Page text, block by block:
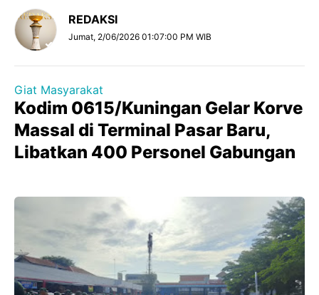
REDAKSI
Jumat, 2/06/2026 01:07:00 PM WIB
Giat Masyarakat
Kodim 0615/Kuningan Gelar Korve
Massal di Terminal Pasar Baru,
Libatkan 400 Personel Gabungan